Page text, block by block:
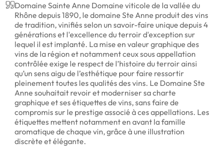
Domaine Sainte Anne Domaine viticole de la vallée du
Rhône depuis 1890, le domaine Ste Anne produit des vins
de tradition, vinifiés selon un savoir-faire unique depuis 4
générations et l'excellence du terroir d'exception sur
lequel il est implanté. La mise en valeur graphique des
vins de la région et notamment ceux sous appellation
contrôlée exige le respect de l’histoire du terroir ainsi
qu’un sens aigu de l’esthétique pour faire ressortir
pleinement toutes les qualités des vins. Le Domaine Ste
Anne souhaitait revoir et moderniser sa charte
graphique et ses étiquettes de vins, sans faire de
compromis sur le prestige associé à ces appellations. Les
étiquettes mettent notamment en avant la famille
aromatique de chaque vin, grâce à une illustration
discrète et élégante.